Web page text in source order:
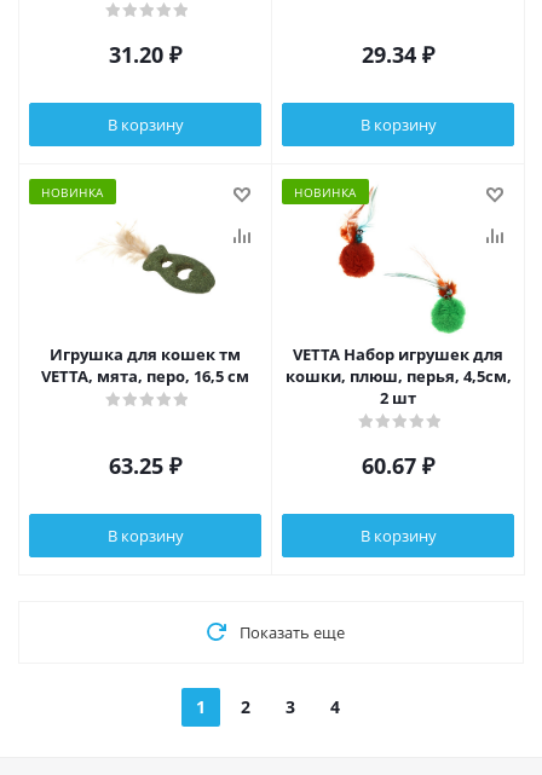
31.20 ₽
В корзину
29.34 ₽
В корзину
НОВИНКА
Игрушка для кошек тм
VETTA, мята, перо, 16,5 см
63.25 ₽
В корзину
НОВИНКА
VETTA Набор игрушек для
кошки, плюш, перья, 4,5см,
2 шт
60.67 ₽
В корзину
Показать еще
1 2 3 4